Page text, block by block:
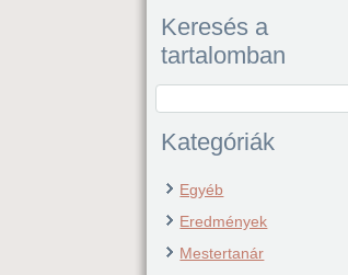
Keresés a
tartalomban
Kategóriák
Egyéb
Eredmények
Mestertanár